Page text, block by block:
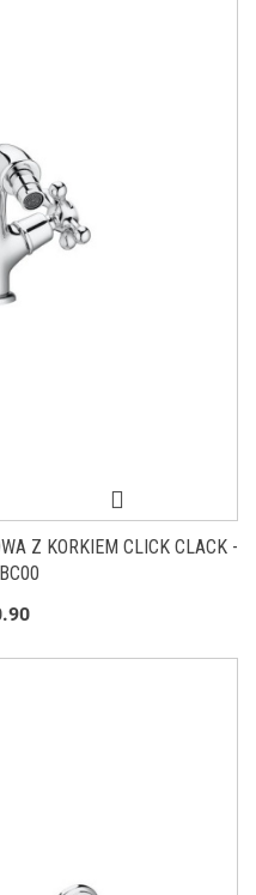
Z KORKIEM CLICK CLACK -